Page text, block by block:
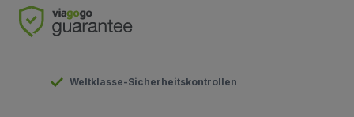
Weltklasse-Sicherheitskontrollen